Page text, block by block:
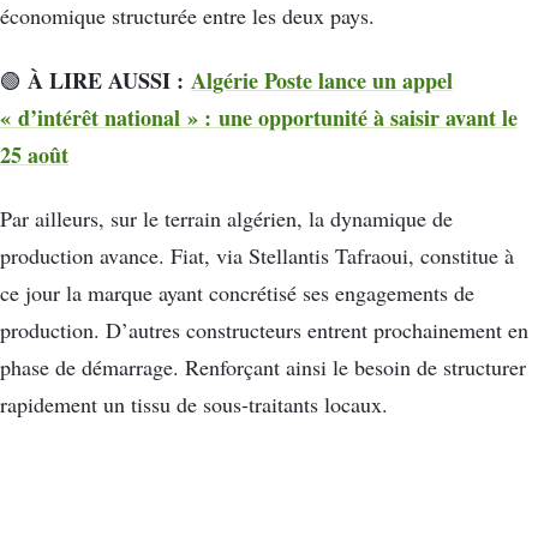
économique structurée entre les deux pays.
🟢 À LIRE AUSSI : Algérie Poste lance un appel
« d’intérêt national » : une opportunité à saisir avant le
25 août
Par ailleurs, sur le terrain algérien, la dynamique de
production avance. Fiat, via Stellantis Tafraoui, constitue à
ce jour la marque ayant concrétisé ses engagements de
production. D’autres constructeurs entrent prochainement en
phase de démarrage. Renforçant ainsi le besoin de structurer
rapidement un tissu de sous-traitants locaux.